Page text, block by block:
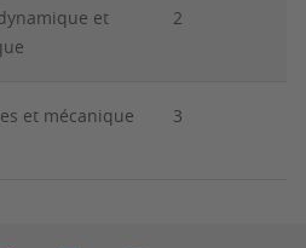
et
2
et mécanique
3